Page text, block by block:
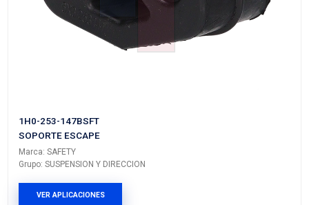
20651-ED000SFT